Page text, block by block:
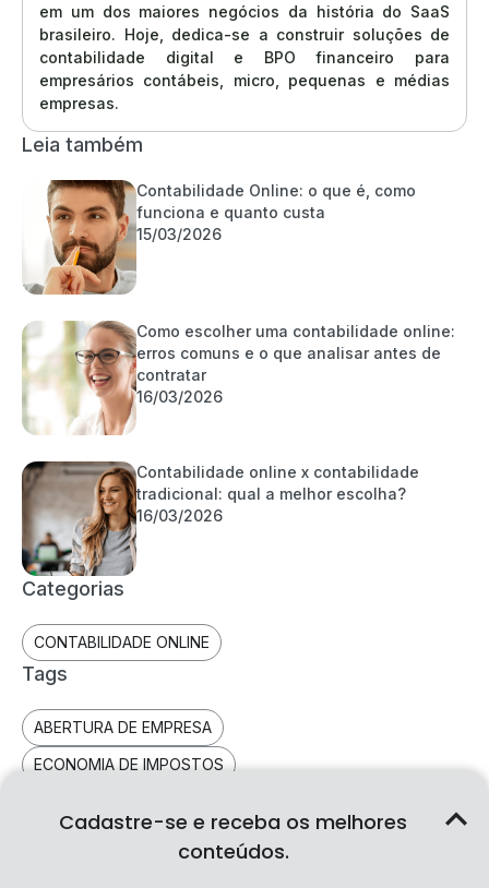
em um dos maiores negócios da história do SaaS
brasileiro. Hoje, dedica-se a construir soluções de
contabilidade digital e BPO financeiro para
empresários contábeis, micro, pequenas e médias
empresas.
Cadastre-se e receba os melhores
conteúdos.
Leia também
Contabilidade Online: o que é, como
funciona e quanto custa
15/03/2026
Como escolher uma contabilidade online:
erros comuns e o que analisar antes de
contratar
16/03/2026
Contabilidade online x contabilidade
tradicional: qual a melhor escolha?
16/03/2026
Categorias
CONTABILIDADE ONLINE
Tags
ABERTURA DE EMPRESA
ECONOMIA DE IMPOSTOS